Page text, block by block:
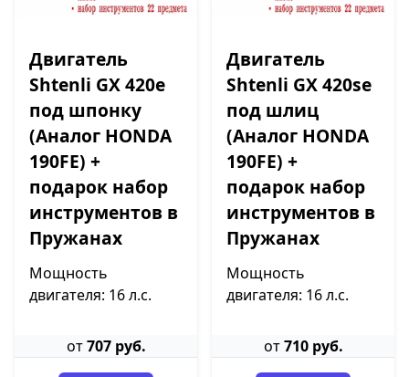
Двигатель
Shtenli GX 420е
под шпонку
(Аналог HONDA
190FE) +
подарок набор
инструментов в
Пружанах
Мощность
двигателя: 16 л.с.
от707 руб.
Двигатель
Shtenli GX 420sе
под шлиц
(Аналог HONDA
190FE) +
подарок набор
инструментов в
Пружанах
Мощность
двигателя: 16 л.с.
от710 руб.